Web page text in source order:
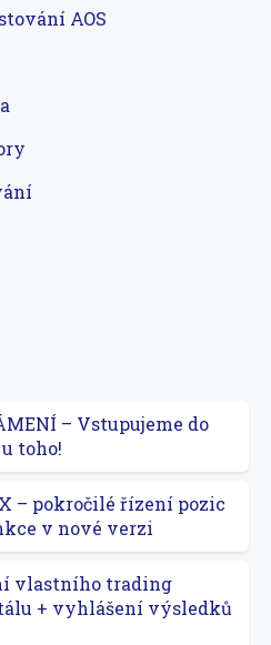
AOS
– Vstupujeme do
toho!
– pokročilé řízení pozic
v nové verzi
vlastního trading
+ vyhlášení výsledků